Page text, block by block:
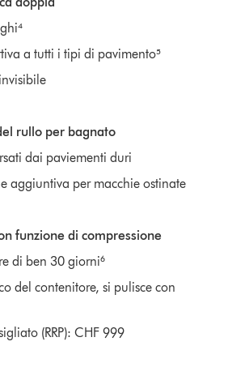
a tutti i tipi di pavimento⁵
rullo per bagnato
dai paviementi duri
aggiuntiva per macchie ostinate
funzione di compressione
di ben 30 giorni⁶
del contenitore, si pulisce con
(RRP): CHF 999